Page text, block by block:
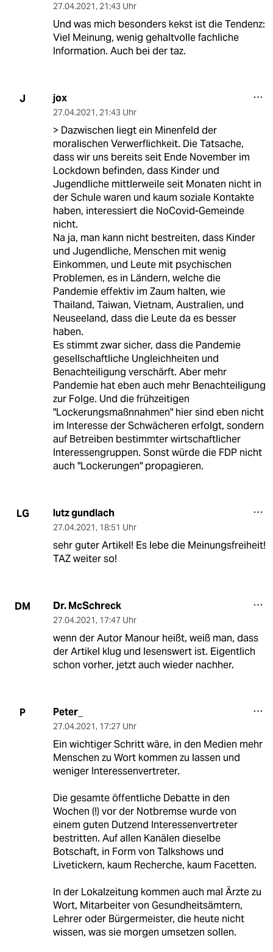
27.04.2021, 21:43 Uhr
Und was mich besonders kekst ist die Tendenz:
Viel Meinung, wenig gehaltvolle fachliche
Information. Auch bei der taz.
J jox
27.04.2021, 21:43 Uhr
> Dazwischen liegt ein Minenfeld der
moralischen Verwerflichkeit. Die Tatsache,
dass wir uns bereits seit Ende November im
Lockdown befinden, dass Kinder und
Jugendliche mittlerweile seit Monaten nicht in
der Schule waren und kaum soziale Kontakte
haben, interessiert die NoCovid-Gemeinde
nicht.
Na ja, man kann nicht bestreiten, dass Kinder
und Jugendliche, Menschen mit wenig
Einkommen, und Leute mit psychischen
Problemen, es in Ländern, welche die
Pandemie effektiv im Zaum halten, wie
Thailand, Taiwan, Vietnam, Australien, und
Neuseeland, dass die Leute da es besser
haben.
Es stimmt zwar sicher, dass die Pandemie
gesellschaftliche Ungleichheiten und
Benachteiligung verschärft. Aber mehr
Pandemie hat eben auch mehr Benachteiligung
zur Folge. Und die frühzeitigen
"Lockerungsmaßnnahmen" hier sind eben nicht
im Interesse der Schwächeren erfolgt, sondern
auf Betreiben bestimmter wirtschaftlicher
Interessengruppen. Sonst würde die FDP nicht
auch "Lockerungen" propagieren.
LG lutz gundlach
27.04.2021, 18:51 Uhr
sehr guter Artikel! Es lebe die Meinungsfreiheit!
TAZ weiter so!
DM Dr. McSchreck
27.04.2021, 17:47 Uhr
wenn der Autor Manour heißt, weiß man, dass
der Artikel klug und lesenswert ist. Eigentlich
schon vorher, jetzt auch wieder nachher.
P Peter_
27.04.2021, 17:27 Uhr
Ein wichtiger Schritt wäre, in den Medien mehr
Menschen zu Wort kommen zu lassen und
weniger Interessenvertreter.
Die gesamte öffentliche Debatte in den
Wochen (!) vor der Notbremse wurde von
einem guten Dutzend Interessenvertreter
bestritten. Auf allen Kanälen dieselbe
Botschaft, in Form von Talkshows und
Livetickern, kaum Recherche, kaum Facetten.
In der Lokalzeitung kommen auch mal Ärzte zu
Wort, Mitarbeiter von Gesundheitsämtern,
Lehrer oder Bürgermeister, die heute nicht
wissen, was sie morgen umsetzen sollen.